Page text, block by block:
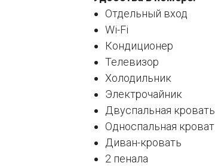
Отдельный вход
Wi-Fi
Кондиционер
Телевизор
Холодильник
Электрочайник
Двуспальная кровать
Односпальная
Диван-кровать
2 пенала